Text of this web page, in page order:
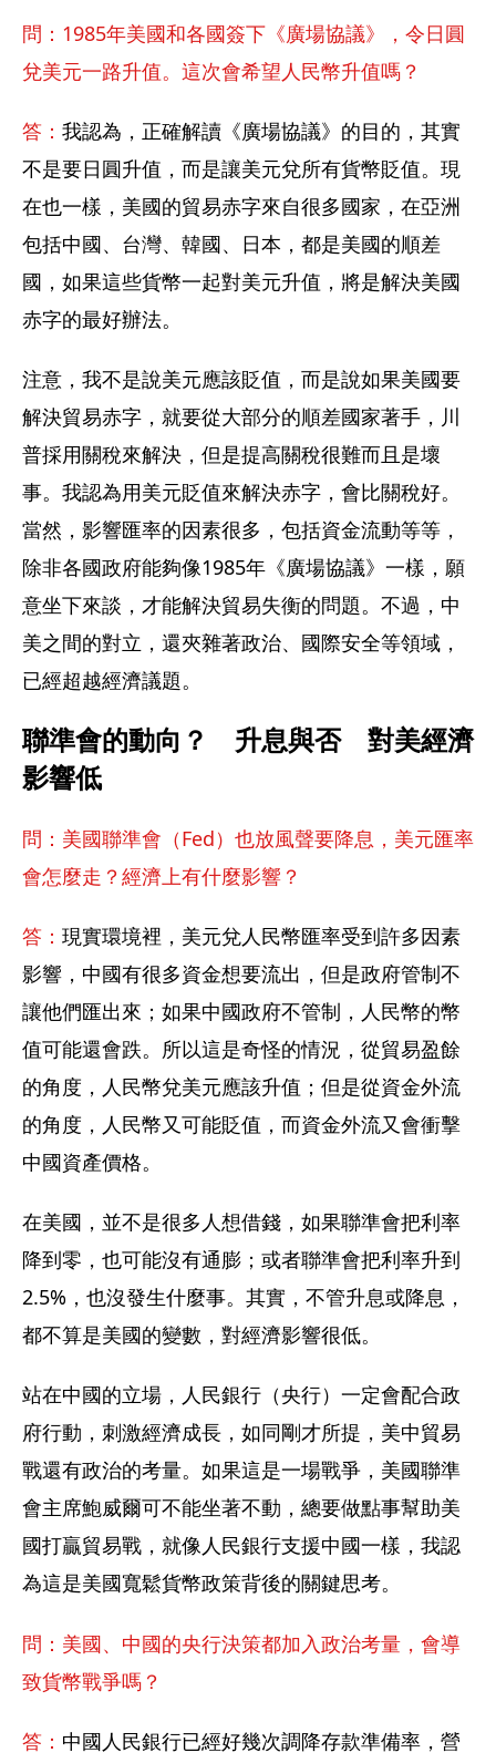
問：1985年美國和各國簽下《廣場協議》，令日圓
兌美元一路升值。這次會希望人民幣升值嗎？
答： 我認為，正確解讀《廣場協議》的目的，其實
不是要日圓升值，而是讓美元兌所有貨幣貶值。現
在也一樣，美國的貿易赤字來自很多國家，在亞洲
包括中國、台灣、韓國、日本，都是美國的順差
國，如果這些貨幣一起對美元升值，將是解決美國
赤字的最好辦法。
注意，我不是說美元應該貶值，而是說如果美國要
解決貿易赤字，就要從大部分的順差國家著手，川
普採用關稅來解決，但是提高關稅很難而且是壞
事。我認為用美元貶值來解決赤字，會比關稅好。
當然，影響匯率的因素很多，包括資金流動等等，
除非各國政府能夠像1985年《廣場協議》一樣，願
意坐下來談，才能解決貿易失衡的問題。不過，中
美之間的對立，還夾雜著政治、國際安全等領域，
已經超越經濟議題。
聯準會的動向？　升息與否　對美經濟
影響低
問：美國聯準會（Fed）也放風聲要降息，美元匯率
會怎麼走？經濟上有什麼影響？
答： 現實環境裡，美元兌人民幣匯率受到許多因素
影響，中國有很多資金想要流出，但是政府管制不
讓他們匯出來；如果中國政府不管制，人民幣的幣
值可能還會跌。所以這是奇怪的情況，從貿易盈餘
的角度，人民幣兌美元應該升值；但是從資金外流
的角度，人民幣又可能貶值，而資金外流又會衝擊
中國資產價格。
在美國，並不是很多人想借錢，如果聯準會把利率
降到零，也可能沒有通膨；或者聯準會把利率升到
2.5%，也沒發生什麼事。其實，不管升息或降息，
都不算是美國的變數，對經濟影響很低。
站在中國的立場，人民銀行（央行）一定會配合政
府行動，刺激經濟成長，如同剛才所提，美中貿易
戰還有政治的考量。如果這是一場戰爭，美國聯準
會主席鮑威爾可不能坐著不動，總要做點事幫助美
國打贏貿易戰，就像人民銀行支援中國一樣，我認
為這是美國寬鬆貨幣政策背後的關鍵思考。
問：美國、中國的央行決策都加入政治考量，會導
致貨幣戰爭嗎？
答： 中國人民銀行已經好幾次調降存款準備率，營